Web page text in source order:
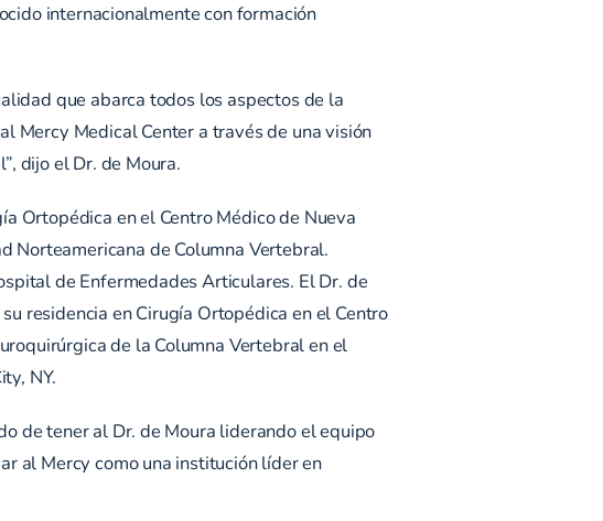
internacionalmente con formación
que abarca todos los aspectos de la
Mercy Medical Center a través de una visión
dijo el Dr. de Moura.
Ortopédica en el Centro Médico de Nueva
Norteamericana de Columna Vertebral.
de Enfermedades Articulares. El Dr. de
residencia en Cirugía Ortopédica en el Centro
de la Columna Vertebral en el
NY.
de tener al Dr. de Moura liderando el equipo
al Mercy como una institución líder en